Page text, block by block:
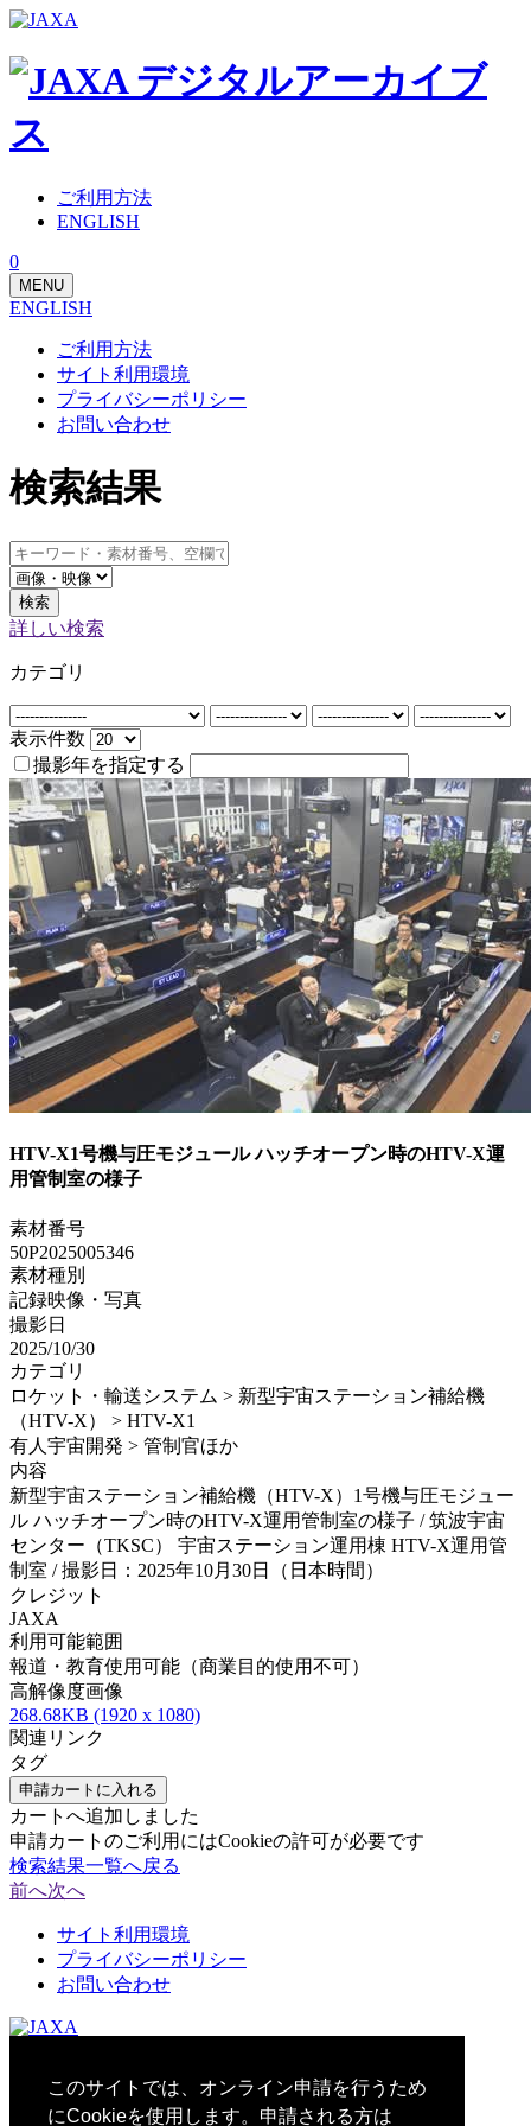
このサイトでは、オンライン申請を行うため
にCookieを使用します。申請される方は
ご利用方法
ENGLISH
0
MENU
ENGLISH
ご利用方法
サイト利用環境
プライバシーポリシー
お問い合わせ
検索結果
検索
詳しい検索
カテゴリ
表示件数
撮影年を指定する
HTV-X1号機与圧モジュール ハッチオープン時のHTV-X運
用管制室の様子
素材番号
50P2025005346
素材種別
記録映像・写真
撮影日
2025/10/30
カテゴリ
ロケット・輸送システム > 新型宇宙ステーション補給機
（HTV-X） > HTV-X1
有人宇宙開発 > 管制官ほか
内容
新型宇宙ステーション補給機（HTV-X）1号機与圧モジュー
ル ハッチオープン時のHTV-X運用管制室の様子 / 筑波宇宙
センター（TKSC） 宇宙ステーション運用棟 HTV-X運用管
制室 / 撮影日：2025年10月30日（日本時間）
クレジット
JAXA
利用可能範囲
報道・教育使用可能（商業目的使用不可）
高解像度画像
268.68KB (1920 x 1080)
関連リンク
タグ
申請カートに入れる
カートへ追加しました
申請カートのご利用にはCookieの許可が必要です
検索結果一覧へ戻る
前へ次へ
サイト利用環境
プライバシーポリシー
お問い合わせ